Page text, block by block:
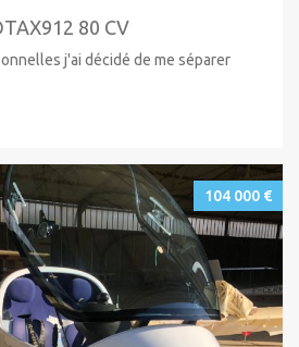
80 CV
j'ai décidé de me séparer
104 000 €